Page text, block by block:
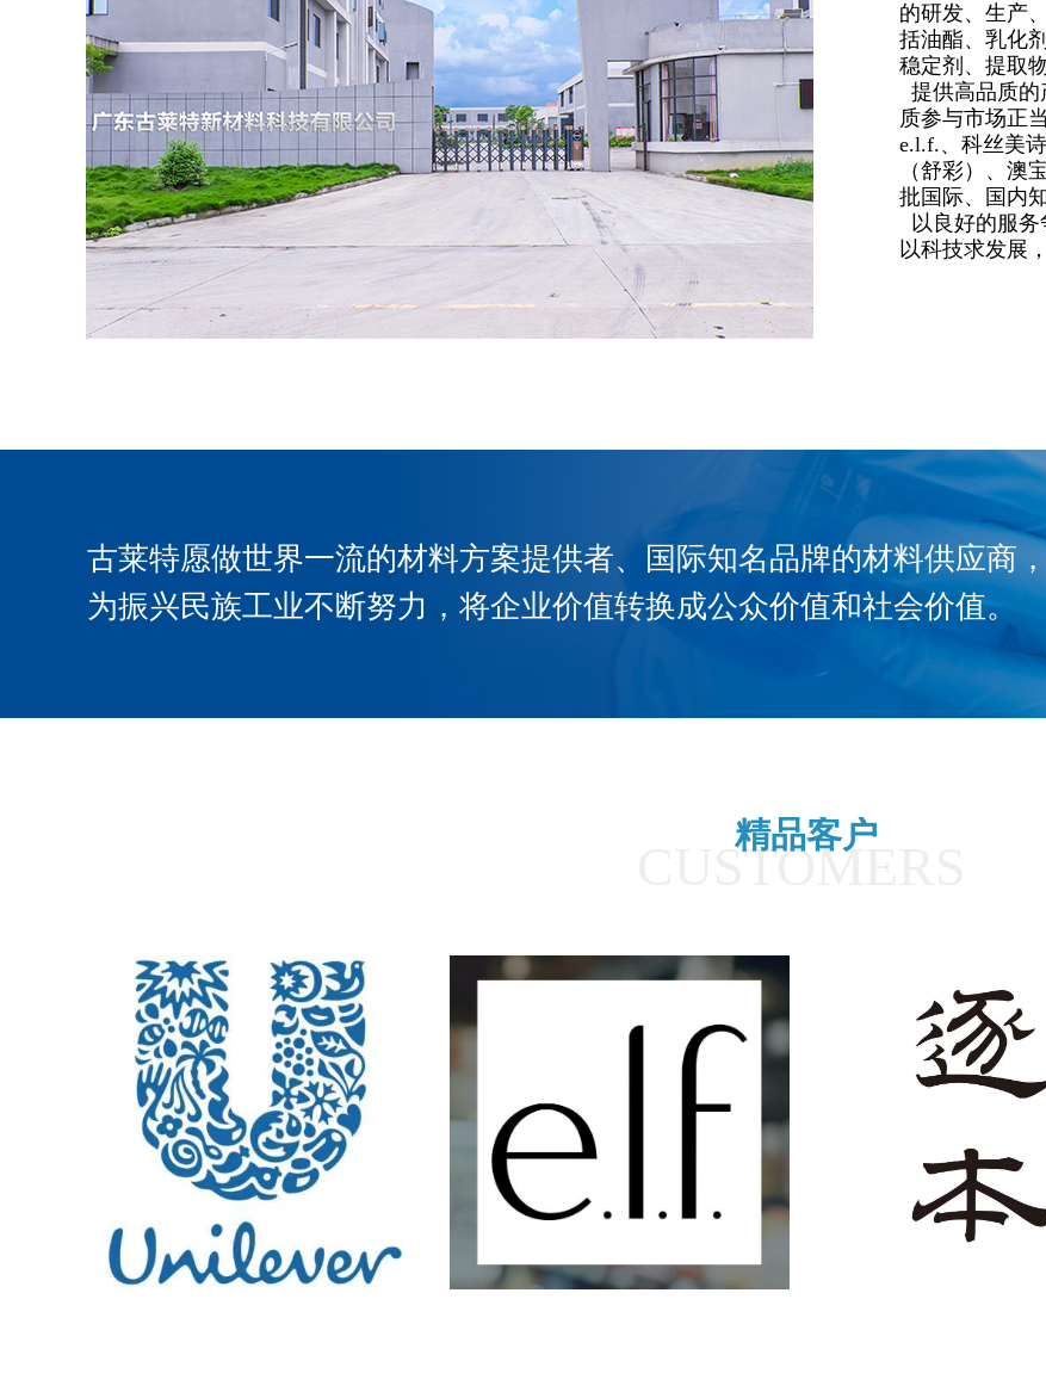
古莱特愿做世界一流的材料方案提供者、国际知名品牌的材料供应商，
为振兴民族工业不断努力，将企业价值转换成公众价值和社会价值。
CUSTOMERS
精品客户
的研发、生产
括油酯、乳化
稳定剂、提取
提供高品质
质参与市场正
e.l.f.、科丝美
（舒彩）、澳
批国际、国内
以良好的服务
以科技求发展